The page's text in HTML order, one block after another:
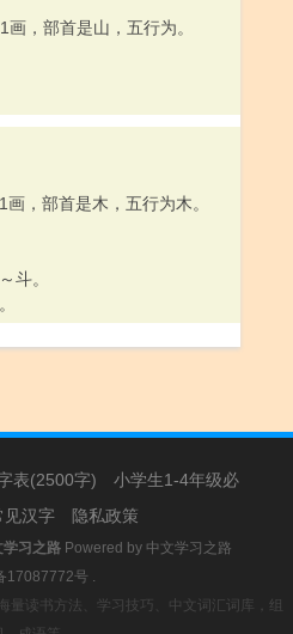
画，部首是山，五行为。
画，部首是木，五行为木。
斗。
表(2500字)
小学生1-4年级必
见汉字
隐私政策
学习之路 Powered by 中文学习之路
17087772号 .
读书方法、学习技巧、中文词汇词库，组